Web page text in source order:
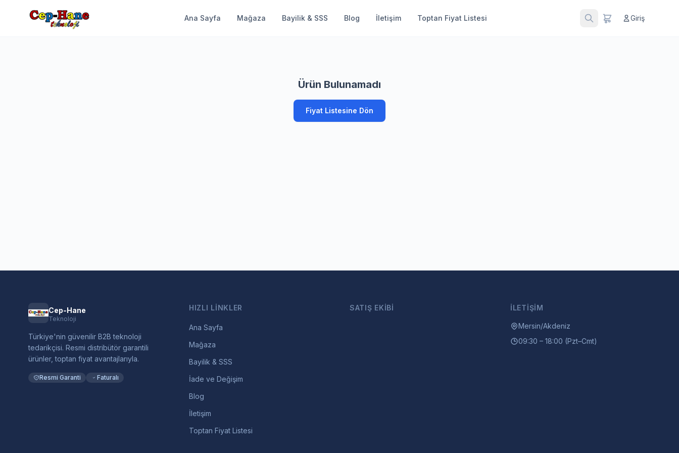
Ana Sayfa Mağaza Bayilik & SSS Blog İletişim Toptan Fiyat Listesi Giriş
Ürün Bulunamadı
Fiyat Listesine Dön
Cep-Hane
Teknoloji
Türkiye'nin güvenilir B2B teknoloji
tedarikçisi. Resmi distribütör garantili
ürünler, toptan fiyat avantajlarıyla.
Resmi Garanti Faturalı
HIZLI LINKLER
Ana Sayfa
Mağaza
Bayilik & SSS
İade ve Değişim
Blog
İletişim
Toptan Fiyat Listesi
SATIŞ EKIBI İLETIŞIM
Mersin/Akdeniz
09:30 – 18:00 (Pzt–Cmt)